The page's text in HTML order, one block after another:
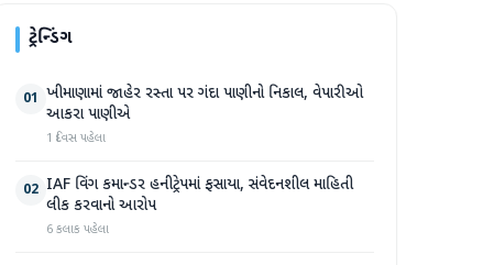
ટ્રેન્ડિંગ
01 ખીમાણામાં જાહેર રસ્તા પર ગંદા પાણીનો નિકાલ, વેપારીઓ
આકરા પાણીએ
1 દિવસ પહેલા
02 IAF વિંગ કમાન્ડર હનીટ્રેપમાં ફસાયા, સંવેદનશીલ માહિતી
લીક કરવાનો આરોપ
6 કલાક પહેલા